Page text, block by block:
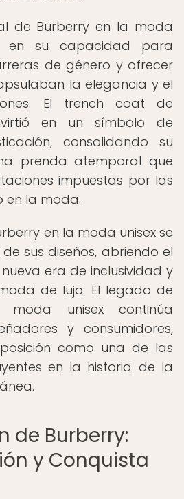
de Burberry en la moda
en su capacidad para
de género y ofrecer
la elegancia y el
El trench coat de
en un símbolo de
consolidando su
prenda atemporal que
impuestas por las
en la moda.
en la moda unisex se
sus diseños, abriendo el
era de inclusividad y
de lujo. El legado de
unisex continúa
y consumidores,
como una de las
en la historia de la
de Burberry:
y Conquista